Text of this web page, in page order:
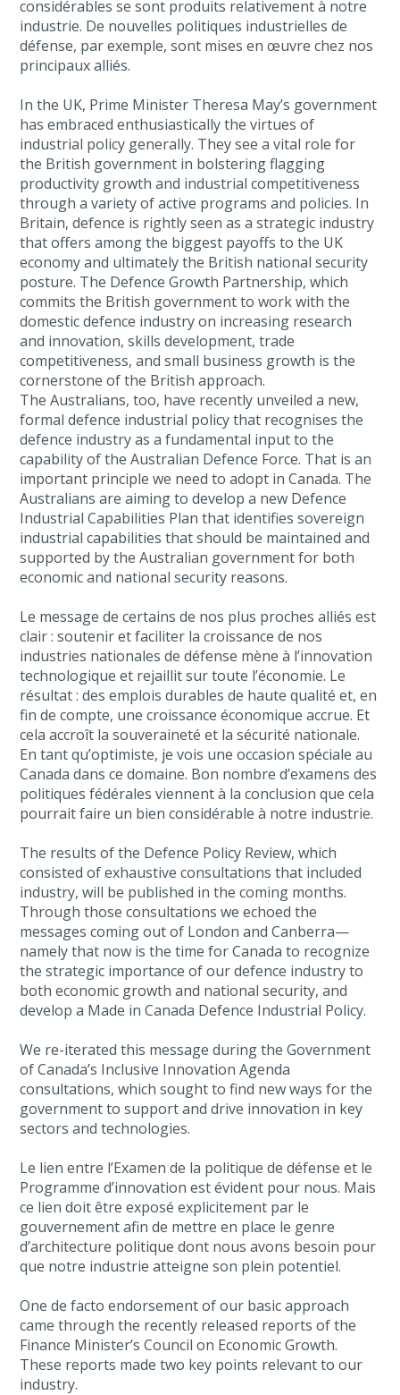
considérables se sont produits relativement à notre
industrie. De nouvelles politiques industrielles de
défense, par exemple, sont mises en œuvre chez nos
principaux alliés.
In the UK, Prime Minister Theresa May’s government
has embraced enthusiastically the virtues of
industrial policy generally. They see a vital role for
the British government in bolstering flagging
productivity growth and industrial competitiveness
through a variety of active programs and policies. In
Britain, defence is rightly seen as a strategic industry
that offers among the biggest payoffs to the UK
economy and ultimately the British national security
posture. The Defence Growth Partnership, which
commits the British government to work with the
domestic defence industry on increasing research
and innovation, skills development, trade
competitiveness, and small business growth is the
cornerstone of the British approach.
The Australians, too, have recently unveiled a new,
formal defence industrial policy that recognises the
defence industry as a fundamental input to the
capability of the Australian Defence Force. That is an
important principle we need to adopt in Canada. The
Australians are aiming to develop a new Defence
Industrial Capabilities Plan that identifies sovereign
industrial capabilities that should be maintained and
supported by the Australian government for both
economic and national security reasons.
Le message de certains de nos plus proches alliés est
clair : soutenir et faciliter la croissance de nos
industries nationales de défense mène à l’innovation
technologique et rejaillit sur toute l’économie. Le
résultat : des emplois durables de haute qualité et, en
fin de compte, une croissance économique accrue. Et
cela accroît la souveraineté et la sécurité nationale.
En tant qu’optimiste, je vois une occasion spéciale au
Canada dans ce domaine. Bon nombre d’examens des
politiques fédérales viennent à la conclusion que cela
pourrait faire un bien considérable à notre industrie.
The results of the Defence Policy Review, which
consisted of exhaustive consultations that included
industry, will be published in the coming months.
Through those consultations we echoed the
messages coming out of London and Canberra—
namely that now is the time for Canada to recognize
the strategic importance of our defence industry to
both economic growth and national security, and
develop a Made in Canada Defence Industrial Policy.
We re-iterated this message during the Government
of Canada’s Inclusive Innovation Agenda
consultations, which sought to find new ways for the
government to support and drive innovation in key
sectors and technologies.
Le lien entre l’Examen de la politique de défense et le
Programme d’innovation est évident pour nous. Mais
ce lien doit être exposé explicitement par le
gouvernement afin de mettre en place le genre
d’architecture politique dont nous avons besoin pour
que notre industrie atteigne son plein potentiel.
One de facto endorsement of our basic approach
came through the recently released reports of the
Finance Minister’s Council on Economic Growth.
These reports made two key points relevant to our
industry.